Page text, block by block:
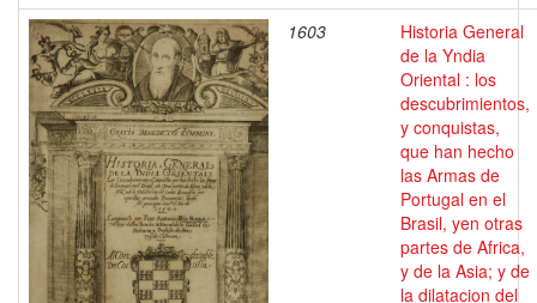
1603
Historia General
de la Yndia
Oriental : los
descubrimientos,
y conquistas,
que han hecho
las Armas de
Portugal en el
Brasil, yen otras
partes de Africa,
y de la Asia; y de
la dilatacion del